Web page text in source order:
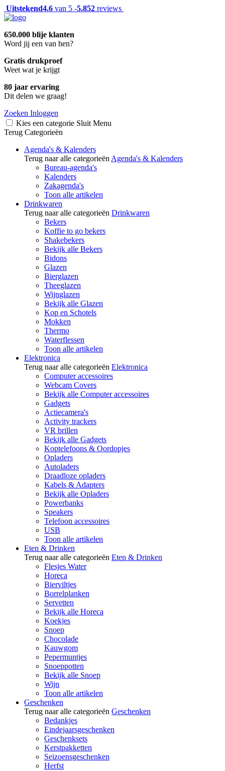
Uitstekend4.6 van 5 -5.852 reviews
650.000 blije klanten
Word jij een van hen?
Gratis drukproef
Weet wat je krijgt
80 jaar ervaring
Dit delen we graag!
Zoeken Inloggen
Kies een categorie Sluit Menu
Terug Categorieën
Agenda's & Kalenders
Terug naar alle categorieën Agenda's & Kalenders
Bureau-agenda's
Kalenders
Zakagenda's
Toon alle artikelen
Drinkwaren
Terug naar alle categorieën Drinkwaren
Bekers
Koffie to go bekers
Shakebekers
Bekijk alle Bekers
Bidons
Glazen
Bierglazen
Theeglazen
Wijnglazen
Bekijk alle Glazen
Kop en Schotels
Mokken
Thermo
Waterflessen
Toon alle artikelen
Elektronica
Terug naar alle categorieën Elektronica
Computer accessoires
Webcam Covers
Bekijk alle Computer accessoires
Gadgets
Actiecamera's
Activity trackers
VR brillen
Bekijk alle Gadgets
Koptelefoons & Oordopjes
Opladers
Autoladers
Draadloze opladers
Kabels & Adapters
Bekijk alle Opladers
Powerbanks
Speakers
Telefoon accessoires
USB
Toon alle artikelen
Eten & Drinken
Terug naar alle categorieën Eten & Drinken
Flesjes Water
Horeca
Bierviltjes
Borrelplanken
Servetten
Bekijk alle Horeca
Koekjes
Snoep
Chocolade
Kauwgom
Pepermuntjes
Snoeppotten
Bekijk alle Snoep
Wijn
Toon alle artikelen
Geschenken
Terug naar alle categorieën Geschenken
Bedankjes
Eindejaarsgeschenken
Geschenksets
Kerstpakketten
Seizoensgeschenken
Herfst